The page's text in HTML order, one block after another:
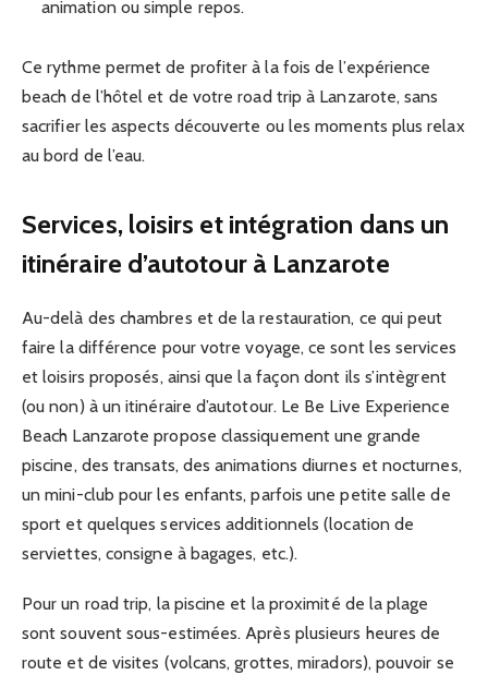
animation ou simple repos.
Ce rythme permet de profiter à la fois de l’expérience
beach de l’hôtel et de votre road trip à Lanzarote, sans
sacrifier les aspects découverte ou les moments plus relax
au bord de l’eau.
Services, loisirs et intégration dans un
itinéraire d’autotour à Lanzarote
Au-delà des chambres et de la restauration, ce qui peut
faire la différence pour votre voyage, ce sont les services
et loisirs proposés, ainsi que la façon dont ils s’intègrent
(ou non) à un itinéraire d’autotour. Le Be Live Experience
Beach Lanzarote propose classiquement une grande
piscine, des transats, des animations diurnes et nocturnes,
un mini-club pour les enfants, parfois une petite salle de
sport et quelques services additionnels (location de
serviettes, consigne à bagages, etc.).
Pour un road trip, la piscine et la proximité de la plage
sont souvent sous-estimées. Après plusieurs heures de
route et de visites (volcans, grottes, miradors), pouvoir se